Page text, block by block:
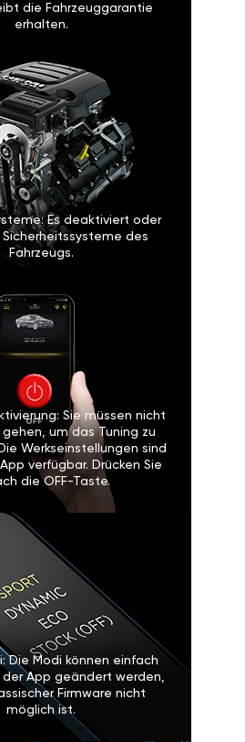
die Fahrzeuggarantie
erhalten.
Es deaktiviert oder
des
Fahrzeugs.
Sie müssen nicht
gehen, um das Tuning zu
Werkseinstellungen sind
verfügbar. Drücken Sie
die OFF-Taste.
Die Modi können einfach
der App geändert werden,
Firmware nicht
möglich ist.